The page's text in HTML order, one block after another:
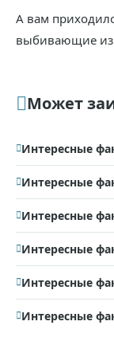
А вам
выбивающие из
Может
Интересные
Интересные
Интересные
Интересные
Интересные
Интересные